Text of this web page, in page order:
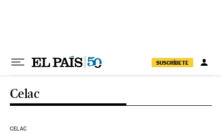
SUSCRÍBETE
Celac
CELAC